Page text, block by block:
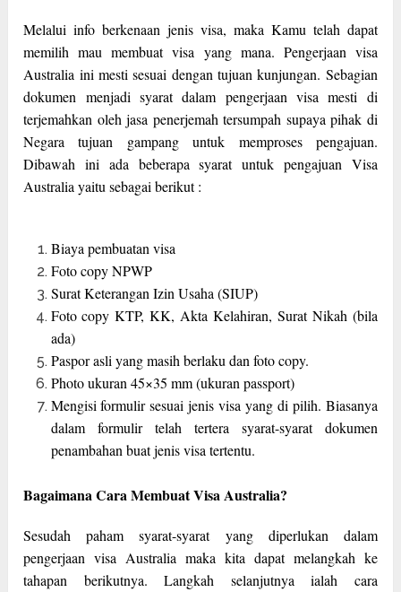
Melalui info berkenaan jenis visa, maka Kamu telah dapat
memilih mau membuat visa yang mana. Pengerjaan visa
Australia ini mesti sesuai dengan tujuan kunjungan. Sebagian
dokumen menjadi syarat dalam pengerjaan visa mesti di
terjemahkan oleh jasa penerjemah tersumpah supaya pihak di
Negara tujuan gampang untuk memproses pengajuan.
Dibawah ini ada beberapa syarat untuk pengajuan Visa
Australia yaitu sebagai berikut :
Biaya pembuatan visa
Foto copy NPWP
Surat Keterangan Izin Usaha (SIUP)
Foto copy KTP, KK, Akta Kelahiran, Surat Nikah (bila
ada)
Paspor asli yang masih berlaku dan foto copy.
Photo ukuran 45×35 mm (ukuran passport)
Mengisi formulir sesuai jenis visa yang di pilih. Biasanya
dalam formulir telah tertera syarat-syarat dokumen
penambahan buat jenis visa tertentu.
Bagaimana Cara Membuat Visa Australia?
Sesudah paham syarat-syarat yang diperlukan dalam
pengerjaan visa Australia maka kita dapat melangkah ke
tahapan berikutnya. Langkah selanjutnya ialah cara